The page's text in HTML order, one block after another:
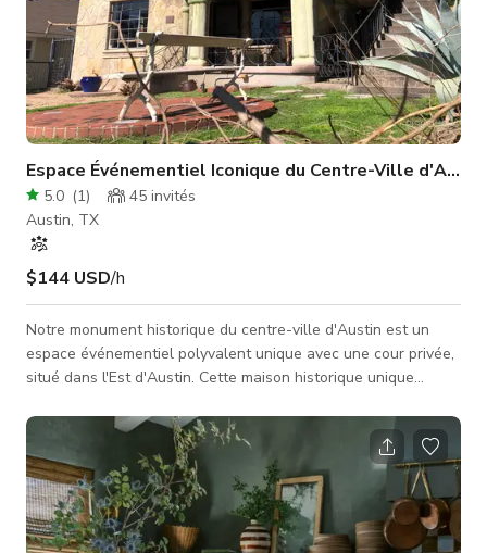
Espace Événementiel Iconique du Centre-Ville
5.0 (1) 45 invités
Austin, TX
$144 USD/h
Notre monument historique du centre-ville d'Austin est un
espace événementiel polyvalent unique avec une cour privée,
situé dans l'Est d'Austin. Cette maison historique unique
Mexicain intégrés dans son architecture et son design, offrant
un cadre incomparable qui garantit que votre événement se
démarque. Idéal pour les séances photo, petites équipes de
tournage, interviews, réunions, siège de production, espace de
déte